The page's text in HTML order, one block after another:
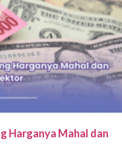
Harganya Mahal dan